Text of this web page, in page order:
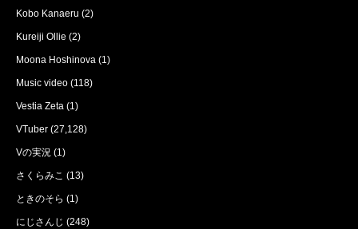
Kobo Kanaeru (2)
Kureiji Ollie (2)
Moona Hoshinova (1)
Music video (118)
Vestia Zeta (1)
VTuber (27,128)
Vの実況 (1)
さくらみこ (13)
ときのそら (1)
にじさんじ (248)